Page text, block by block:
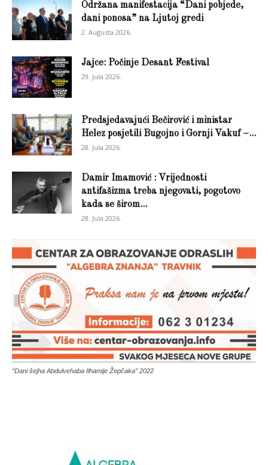
Održana manifestacija “Dani pobjede,
dani ponosa” na Ljutoj gredi
2. Augusta 2026.
Jajce: Počinje Desant Festival
29. Jula 2026.
Predsjedavajući Bečirović i ministar
Helez posjetili Bugojno i Gornji Vakuf –...
28. Jula 2026.
Damir Imamović : Vrijednosti
antifašizma treba njegovati, pogotovo
kada se širom...
28. Jula 2026.
“Dani šejha Abdulvehaba Ilhamije Žepčaka” 2022